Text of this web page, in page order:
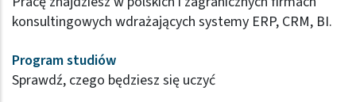
konsultingowych wdrażających systemy ERP, CRM, BI.
Program studiów
Sprawdź, czego będziesz się uczyć